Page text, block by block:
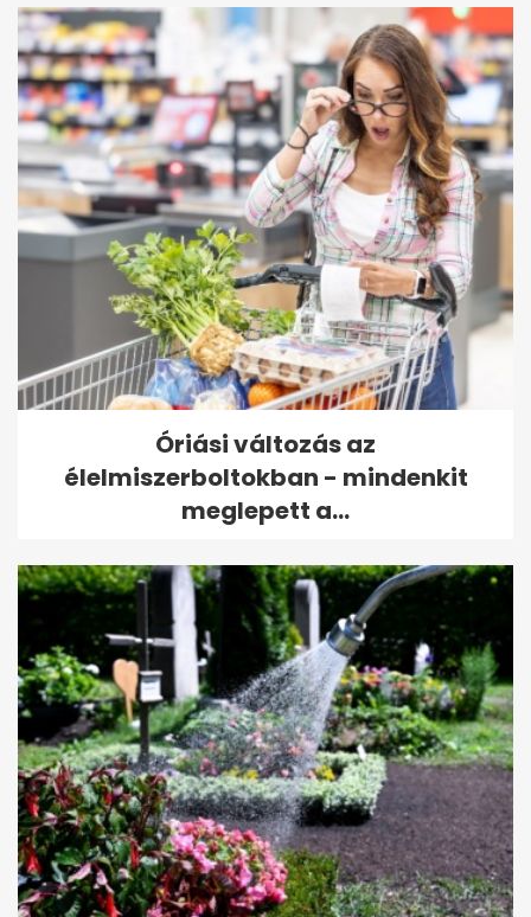
Óriási változás az
élelmiszerboltokban - mindenkit
meglepett a...